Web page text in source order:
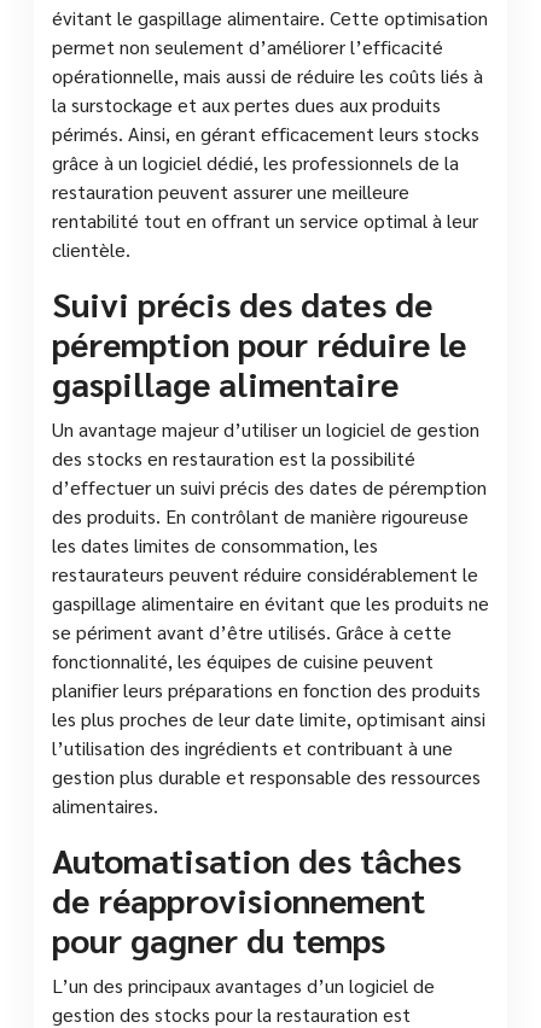
évitant le gaspillage alimentaire. Cette optimisation
permet non seulement d’améliorer l’efficacité
opérationnelle, mais aussi de réduire les coûts liés à
la surstockage et aux pertes dues aux produits
périmés. Ainsi, en gérant efficacement leurs stocks
grâce à un logiciel dédié, les professionnels de la
restauration peuvent assurer une meilleure
rentabilité tout en offrant un service optimal à leur
clientèle.
Suivi précis des dates de
péremption pour réduire le
gaspillage alimentaire
Un avantage majeur d’utiliser un logiciel de gestion
des stocks en restauration est la possibilité
d’effectuer un suivi précis des dates de péremption
des produits. En contrôlant de manière rigoureuse
les dates limites de consommation, les
restaurateurs peuvent réduire considérablement le
gaspillage alimentaire en évitant que les produits ne
se périment avant d’être utilisés. Grâce à cette
fonctionnalité, les équipes de cuisine peuvent
planifier leurs préparations en fonction des produits
les plus proches de leur date limite, optimisant ainsi
l’utilisation des ingrédients et contribuant à une
gestion plus durable et responsable des ressources
alimentaires.
Automatisation des tâches
de réapprovisionnement
pour gagner du temps
L’un des principaux avantages d’un logiciel de
gestion des stocks pour la restauration est